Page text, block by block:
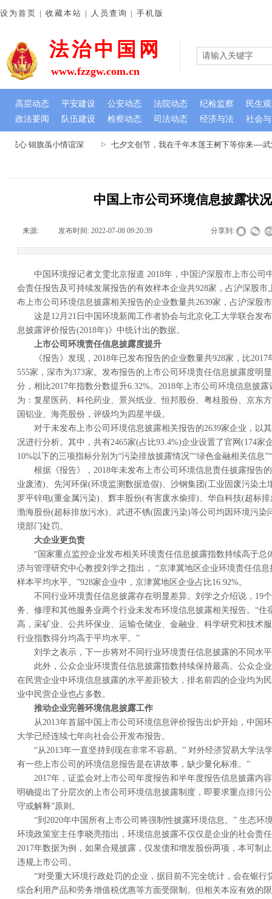
民心 锦旗虽小情谊深 七夕文创节，我在千年木莲王树下等你来----武
法治中国网
政法要闻 队伍建设 检察动态 司法动态 经济与法 社会
设为首页 | 收藏本站 | 人员查询 | 手机版
www.fzzgw.com.cn
高层动态 平安建设 公安动态 法院动态 纪检监察 民生
中国上市公司环境信息披露状
来源: 发布时间: 2022-07-08 09:20:39 分享到:
中国环境报记者文雯北京报道 2018年，中国沪深股市上市公司
会责任报告及可持续发展报告的有效样本企业共928家，占沪深股市
布上市公司环境信息披露相关报告的企业数量共2639家，占沪深股
这是12月21日中国环境新闻工作者协会与北京化工大学联合发
息披露评价报告(2018年)》中统计出的数据。
上市公司环境责任信息披露度提升
《报告》发现，2018年已发布报告的企业数量共928家，比
555家，深市为373家。发布报告的上市公司环境责任信息披露度明
分，相比2017年指数分数提升6.32%。2018年上市公司环境信息披
为：复星医药、科伦药业、景兴纸业、恒邦股份、粤桂股份、京东
国铝业、海亮股份，评级均为四星半级。
对于未发布上市公司环境信息披露相关报告的2639家企业，以
况进行分析。其中，共有2465家(占比93.4%)企业设置了官网(174家
10%以下的三项指标分别为“污染排放披露情况”“绿色金融相关信息
根据《报告》，2018年未发布上市公司环境信息责任披露报告
业废渣)、先河环保(环境监测数据造假)、沙钢集团(工业固废污染土
罗平锌电(重金属污染)、辉丰股份(有害废水偷排)、华自科技(超标
渤海股份(超标排放污水)、武进不锈(固废污染)等公司均因环境污染
境部门处罚。
大企业更负责
“国家重点监控企业发布相关环境责任信息披露指数持续高于总
济与管理研究中心教授刘学之指出， “京津冀地区企业环境责任信
样本平均水平。”928家企业中，京津冀地区企业占比16.92%。
不同行业环境责任信息披露存在明显差异。刘学之介绍说，19
务、修理和其他服务业两个行业未发布环境信息披露相关报告。“住
高，采矿业、公共环保业、运输仓储业、金融业、科学研究和技术
行业指数得分均高于平均水平。”
刘学之表示，下一步将对不同行业环境责任信息披露的不同水
此外，公众企业环境责任信息披露指数持续保持最高。公众企
在民营企业中环境信息披露的水平差距较大，排名前四的企业均为
业中民营企业也占多数。
推动企业完善环境信息披露工作
从2013年首届中国上市公司环境信息评价报告出炉开始，中国
大学已经连续七年向社会公开发布报告。
“从2013年一直坚持到现在非常不容易。” 对外经济贸易大学法
有一些上市公司的环境信息报告是在讲故事，缺少量化标准。”
2017年，证监会对上市公司年度报告和半年度报告信息披露内
明确提出了分层次的上市公司环境信息披露制度，即要求重点排污
守或解释”原则。
“到2020年中国所有上市公司将强制性披露环境信息。” 生态环
环境政策室主任李晓亮指出，环境信息披露不仅仅是企业的社会责
2017年数据为例，如果合规披露，仅发债和增发股份两项，本可制
违规上市公司。
“对受重大环境行政处罚的企业，据目前不完全统计，会在银行
综合利用产品和劳务增值税优惠等方面受限制。但相关本应有效的